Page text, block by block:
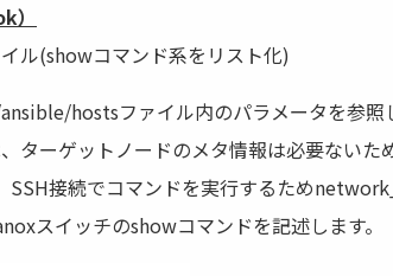
）
ル(showコマンド系をリスト化)
hostsファイル内のパラメータを参照
ターゲットノードのメタ情報は必要ないた
接続でコマンドを実行するため
スイッチのshowコマンドを記述します。